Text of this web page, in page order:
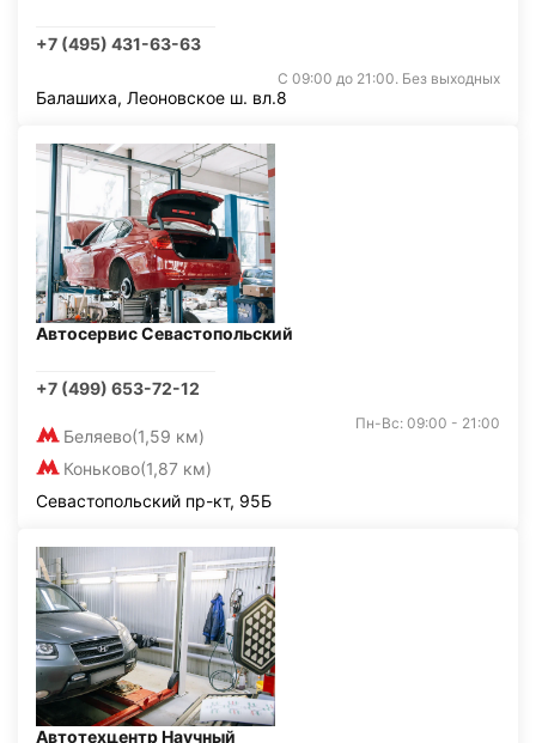
+7 (495) 431-63-63
С 09:00 до 21:00. Без выходных
Балашиха, Леоновское ш. вл.8
Автосервис Севастопольский
+7 (499) 653-72-12
Беляево(1,59 км)
Коньково(1,87 км)
Пн-Вс: 09:00 - 21:00
Севастопольский пр-кт, 95Б
Автотехцентр Научный